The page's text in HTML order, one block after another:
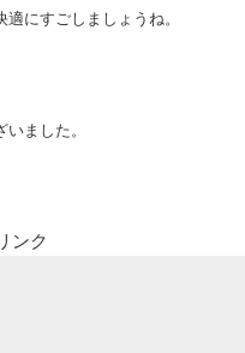
にすごしましょうね。
ました。
ンク